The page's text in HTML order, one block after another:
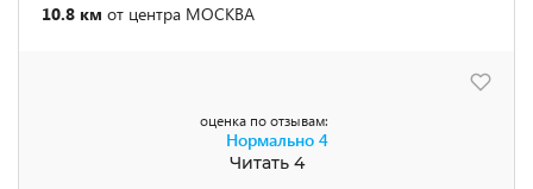
10.8 км от центра МОСКВА
оценка по отзывам:
Нормально 4
Читать 4